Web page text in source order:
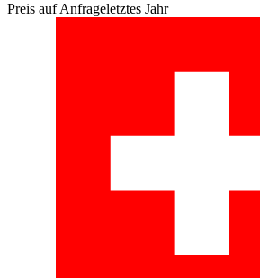
Preis auf Anfrageletztes Jahr